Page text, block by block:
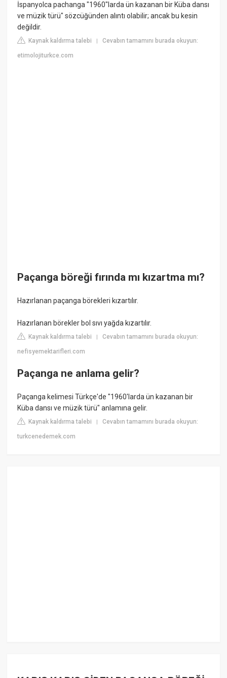
İspanyolca pachanga "1960"larda ün kazanan bir Küba dansı
ve müzik türü" sözcüğünden alıntı olabilir; ancak bu kesin
değildir.
Kaynak kaldırma talebi |Cevabın tamamını burada okuyun:
etimolojiturkce.com
Paçanga böreği fırında mı kızartma mı?
Hazırlanan paçanga börekleri kızartılır.
Hazırlanan börekler bol sıvı yağda kızartılır.
Kaynak kaldırma talebi |Cevabın tamamını burada okuyun:
nefisyemektarifleri.com
Paçanga ne anlama gelir?
Paçanga kelimesi Türkçe'de "1960'larda ün kazanan bir
Küba dansı ve müzik türü" anlamına gelir.
Kaynak kaldırma talebi |Cevabın tamamını burada okuyun:
turkcenedemek.com